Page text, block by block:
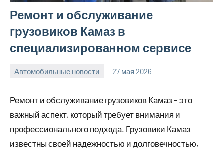
Ремонт и обслуживание
грузовиков Камаз в
специализированном сервисе
Автомобильные новости 27 мая 2026
Ремонт и обслуживание грузовиков Камаз – это
важный аспект, который требует внимания и
профессионального подхода. Грузовики Камаз
известны своей надежностью и долговечностью,